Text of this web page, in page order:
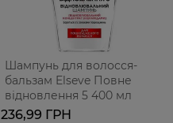
Шампунь для волосся-
бальзам Elseve Повне
відновлення 5 400 мл
236,99 ГРН